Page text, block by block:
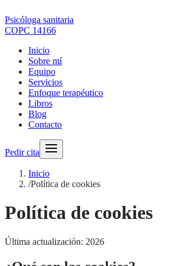
Psicóloga sanitaria
COPC 14166
Inicio
Sobre mí
Equipo
Servicios
Enfoque terapéutico
Libros
Blog
Contacto
Pedir cita
Inicio
/Política de cookies
Política de cookies
Última actualización: 2026